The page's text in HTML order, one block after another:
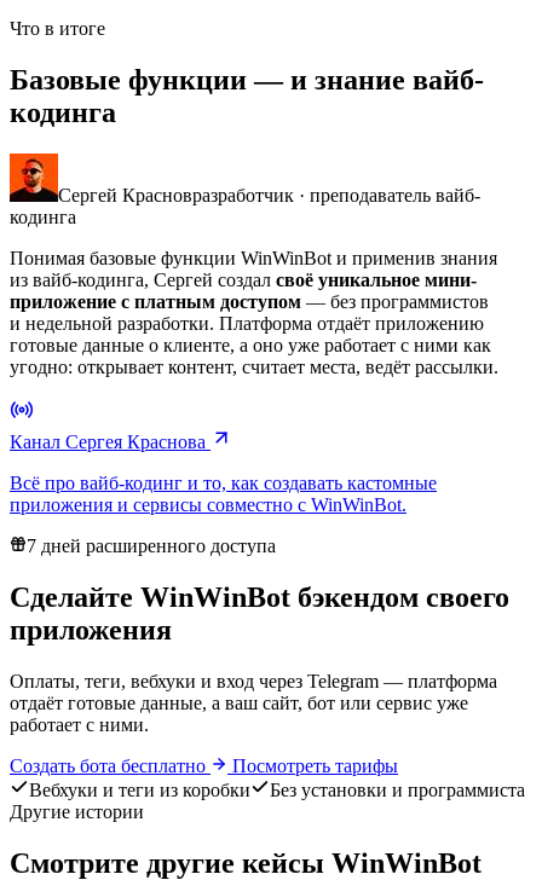
Что в итоге
Базовые функции — и знание вайб-
кодинга
Сергей Красновразработчик · преподаватель вайб-
кодинга
Понимая базовые функции WinWinBot и применив знания
из вайб-кодинга, Сергей создал своё уникальное мини-
приложение с платным доступом — без программистов
и недельной разработки. Платформа отдаёт приложению
готовые данные о клиенте, а оно уже работает с ними как
угодно: открывает контент, считает места, ведёт рассылки.
Канал Сергея Краснова
Всё про вайб-кодинг и то, как создавать кастомные
приложения и сервисы совместно с WinWinBot.
7 дней расширенного доступа
Сделайте WinWinBot бэкендом своего
приложения
Оплаты, теги, вебхуки и вход через Telegram — платформа
отдаёт готовые данные, а ваш сайт, бот или сервис уже
работает с ними.
Создать бота бесплатно
Посмотреть тарифы
Вебхуки и теги из коробки
Без установки и программиста
Другие истории
Смотрите другие кейсы WinWinBot